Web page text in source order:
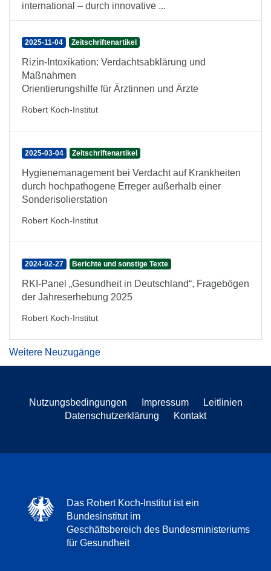
international – durch innovative ...
2025-11-04 Zeitschriftenartikel
Rizin-Intoxikation: Verdachtsabklärung und
Maßnahmen
Orientierungshilfe für Ärztinnen und Ärzte
Robert Koch-Institut
2025-03-04 Zeitschriftenartikel
Hygienemanagement bei Verdacht auf Krankheiten
durch hochpathogene Erreger außerhalb einer
Sonderisolierstation
Robert Koch-Institut
2024-02-27 Berichte und sonstige Texte
RKI-Panel „Gesundheit in Deutschland“, Fragebögen
der Jahreserhebung 2025
Robert Koch-Institut
Weitere Neuzugänge
Nutzungsbedingungen Impressum
Leitlinien
Datenschutzerklärung
Kontakt
Das Robert Koch-Institut ist ein
Bundesinstitut im
Geschäftsbereich des Bundesministeriums
für Gesundheit